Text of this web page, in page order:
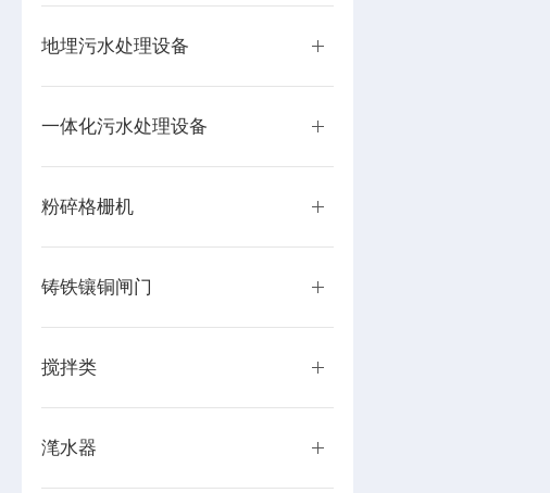
地埋污水处理设备
一体化污水处理设备
粉碎格栅机
铸铁镶铜闸门
搅拌类
滗水器